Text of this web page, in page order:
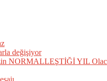
değişiyor
NORMALLEŞTİĞİ YIL